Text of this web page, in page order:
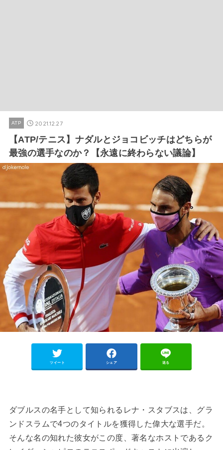
ATP 2021.12.27
【ATP/テニス】ナダルとジョコビッチはどちらが
最強の選手なのか？【永遠に終わらない議論】
ツイート シェア 送る
ダブルスの名手として知られるレナ・スタブスは、グラ
ンドスラムで4つのタイトルを獲得した偉大な選手だ。
そんな名の知れた彼女がこの度、著名なホストであるク